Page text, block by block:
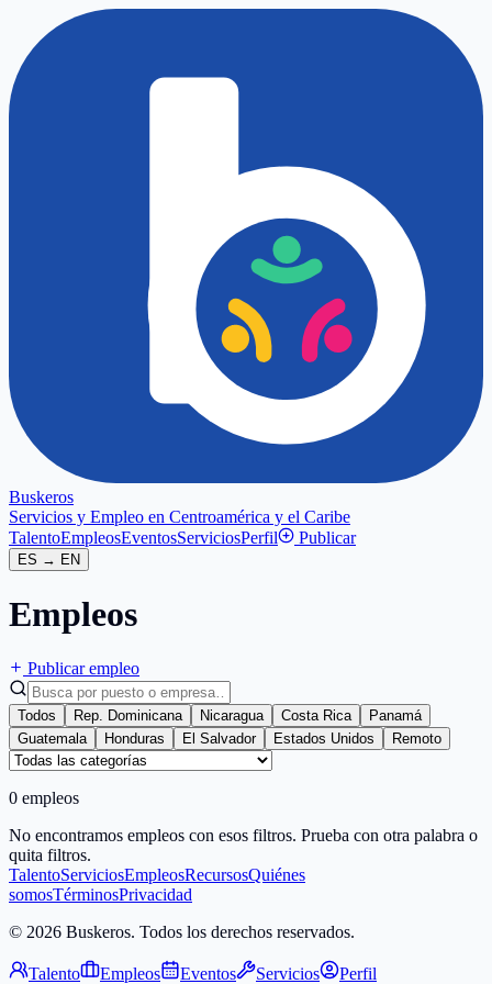
Buskeros
Servicios y Empleo en Centroamérica y el Caribe
TalentoEmpleosEventosServiciosPerfil Publicar
ES → EN
Empleos
Publicar empleo
Todos Rep. Dominicana Nicaragua Costa Rica
Panamá
Guatemala
Honduras El Salvador Estados Unidos Remoto
0 empleos
No encontramos empleos con esos filtros. Prueba con otra palabra o
quita filtros.
TalentoServiciosEmpleosRecursosQuiénes
somosTérminosPrivacidad
© 2026 Buskeros. Todos los derechos reservados.
Talento Empleos Eventos Servicios Perfil